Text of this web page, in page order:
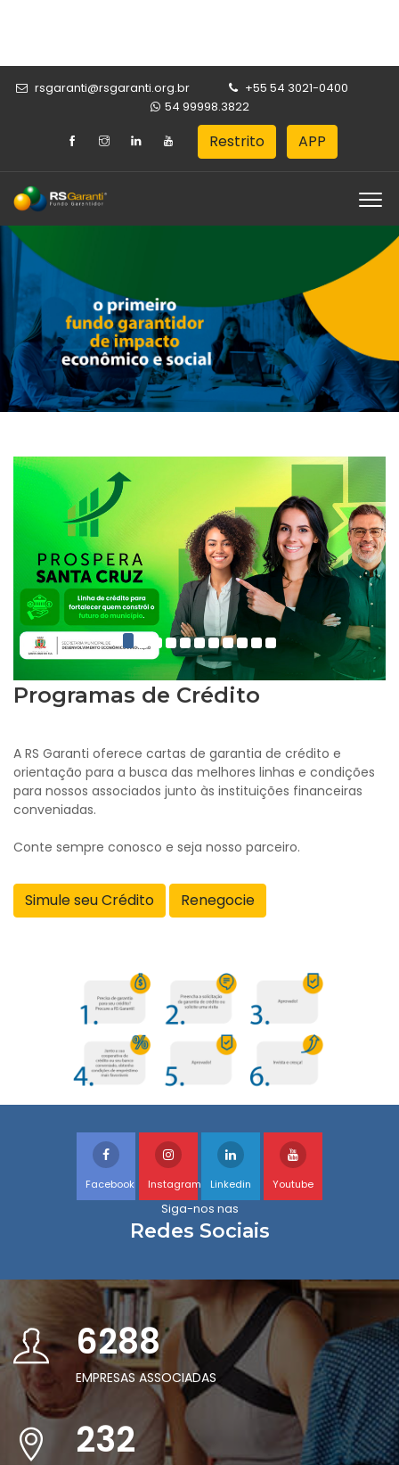
rsgaranti@rsgaranti.org.br
+55 54 3021-0400
54 99998.3822
Restrito APP
Programas de Crédito
A RS Garanti oferece cartas de garantia de crédito e
orientação para a busca das melhores linhas e condições
para nossos associados junto às instituições financeiras
conveniadas.
Conte sempre conosco e seja nosso parceiro.
Simule seu Crédito Renegocie
Facebook Instagram Linkedin Youtube
Siga-nos nas
Redes Sociais
6288
EMPRESAS ASSOCIADAS
232